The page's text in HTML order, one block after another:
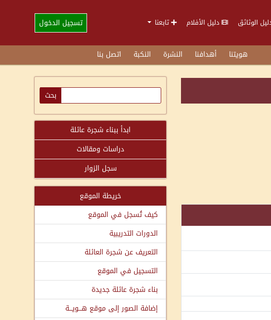
الوثائق دليل الأفلام تابعنا تسجيل الدخول
هويتنا أهدافنا النشرة النكبة اتصل بنا
ابدأ ببناء شجرة عائلة
دراسات ومقالات
سجل الزوار
خريطة الموقع
كيف تُسجل في الموقع
الدورات التدريبية
التعريف عن شجرة العائلة
التسجيل في الموقع
بناء شجرة عائلة جديدة
إضافة الصور إلى موقع هـــويـــة